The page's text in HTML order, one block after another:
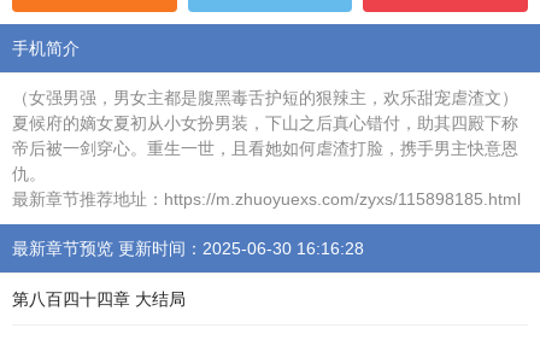
手机简介
（女强男强，男女主都是腹黑毒舌护短的狠辣主，欢乐甜宠虐渣文）
夏候府的嫡女夏初从小女扮男装，下山之后真心错付，助其四殿下称
帝后被一剑穿心。重生一世，且看她如何虐渣打脸，携手男主快意恩
仇。
最新章节推荐地址：https://m.zhuoyuexs.com/zyxs/115898185.html
最新章节预览 更新时间：2025-06-30 16:16:28
第八百四十四章 大结局